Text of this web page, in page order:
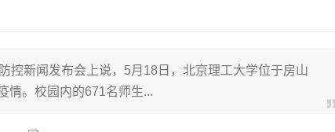
控新闻发布会上说，5月18日，北京理工大学位于房山
情。校园内的671名师生...